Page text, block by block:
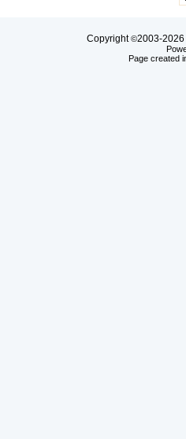
Copyright©2003-2026
Page created